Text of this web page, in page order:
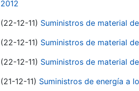
2012
(22-12-11) Suministros de material
(22-12-11) Suministros de material
(22-12-11) Suministros de material
(21-12-11) Suministros de energía a